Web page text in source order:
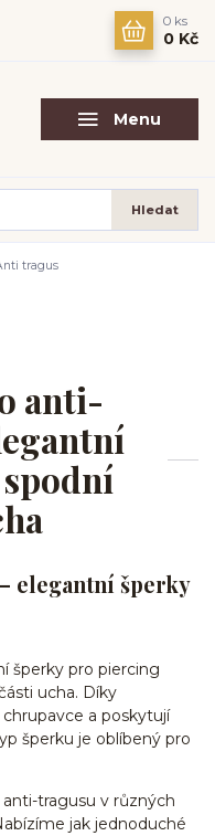
Menu
Hledat
0 ks
0 Kč
tragus
anti-
elegantní šperky
šperky pro piercing
ucha. Díky
a poskytují
šperku je oblíbený pro
tragusu v různých
jak jednoduché